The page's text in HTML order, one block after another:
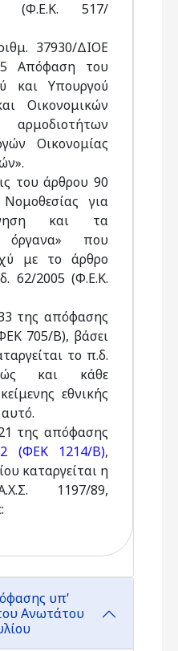
(Φ.Ε.Κ. 517/
37930/ΔΙΟΕ
Απόφαση του
και Υπουργού
Οικονομικών
αρμοδιοτήτων
Οικονομίας
του άρθρου 90
για
και τα
όργανα» που
με το άρθρο
62/2005 (Φ.Ε.Κ.
της απόφασης
705/Β), βάσει
το π.δ.
και κάθε
εθνικής
της απόφασης
(ΦΕΚ 1214/Β),
καταργείται η
1197/89,
υπ’
Ανωτάτου